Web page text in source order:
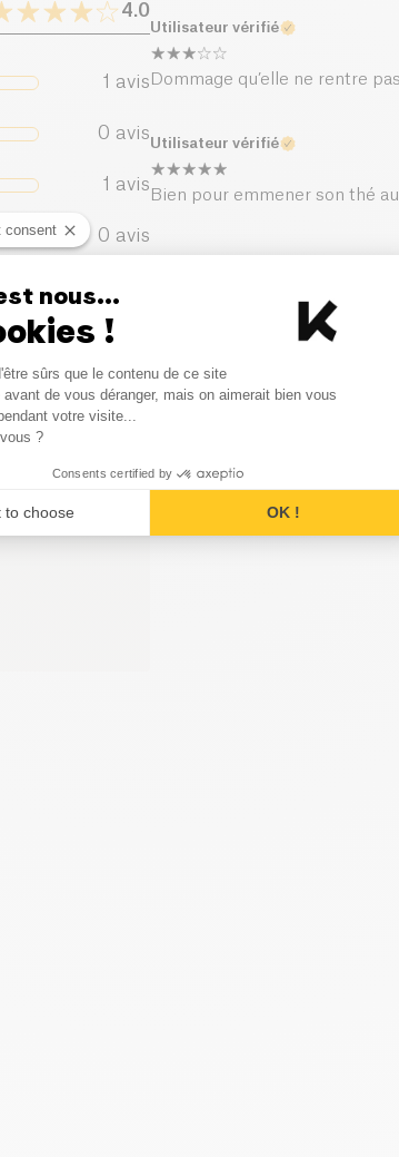
extérieur inox 18/8 Grâce à
4.0
1 avis
0 avis
1 avis
0 avis
Utilisateur vérifié
Dommage qu’elle ne rentre
Utilisateur vérifié
Bien pour emmener son thé
consent
nous...
!
Management
sûrs que le contenu de ce site
de vous déranger, mais on aimerait bien vous
votre visite...
?
Consents certified by
to choose OK !
Axeptio consent